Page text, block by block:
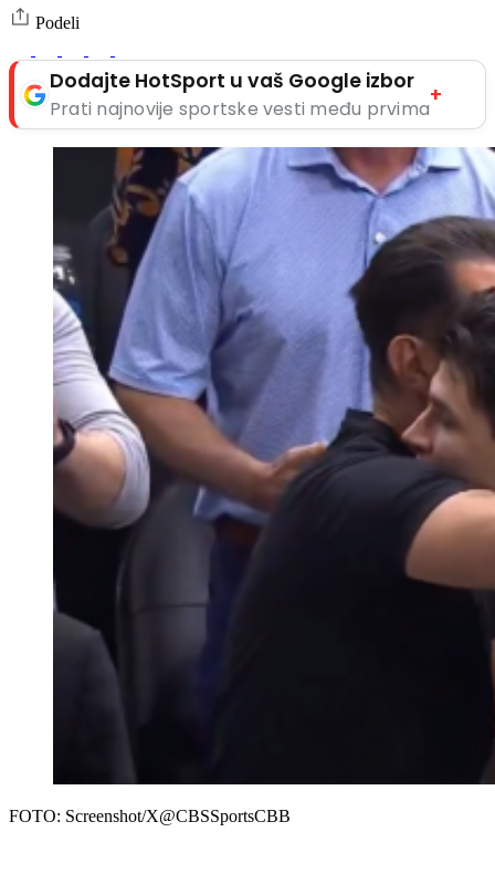
Podeli
Dodajte HotSport u vaš Google izbor
Prati najnovije sportske vesti među prvima
+
FOTO: Screenshot/X@CBSSportsCBB